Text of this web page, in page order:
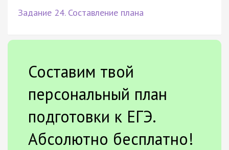
Задание 24. Составление плана
Составим твой
персональный план
подготовки к ЕГЭ.
Абсолютно бесплатно!